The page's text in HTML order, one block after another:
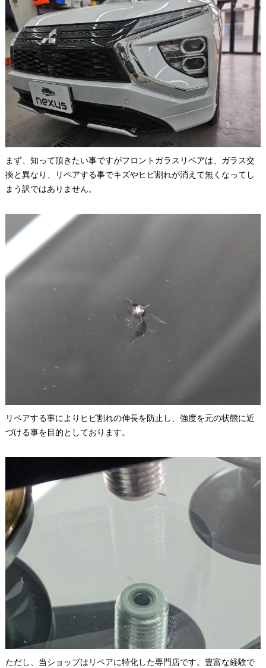
まず、知って頂きたい事ですがフロントガラスリペアは、ガラス交
換と異なり、リペアする事でキズやヒビ割れが消えて無くなってし
まう訳ではありません。
リペアする事によりヒビ割れの伸長を防止し、強度を元の状態に近
づける事を目的としております。
ただし、当ショップはリペアに特化した専門店です。豊富な経験で